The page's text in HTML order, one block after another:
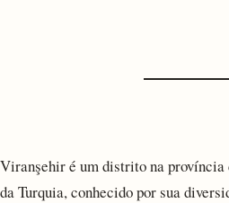
Viranşehir é um distrito na província
da Turquia, conhecido por sua